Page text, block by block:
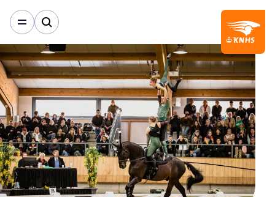
Harnachementgids